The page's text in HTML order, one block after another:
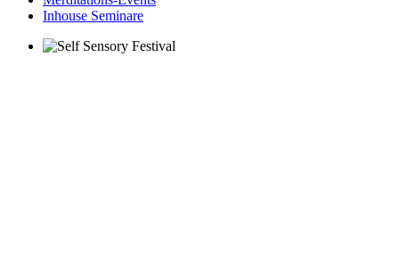
Inhouse Seminare